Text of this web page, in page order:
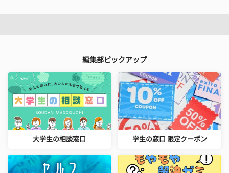
編集部ピックアップ
大学生の相談窓口 学生の窓口 限定クーポン